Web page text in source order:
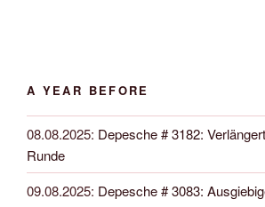
A YEAR BEFORE
08.08.2025: Depesche # 3182:
Runde
09.08.2025: Depesche # 3083: